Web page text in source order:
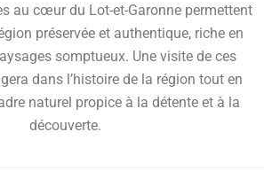
au cœur du Lot-et-Garonne permettent
préservée et authentique, riche en
somptueux. Une visite de ces
dans l’histoire de la région tout en
naturel propice à la détente et à la
découverte.